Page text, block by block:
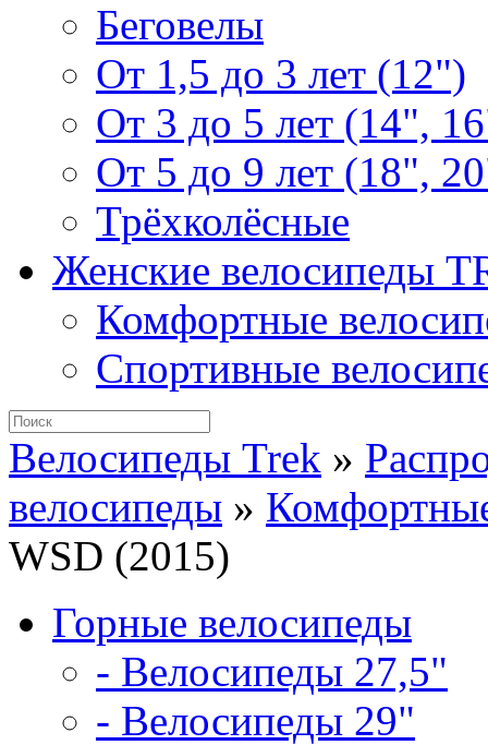
Беговелы
От 1,5 до 3 лет (12")
От 3 до 5 лет (14",
От 5 до 9 лет (18",
Трёхколёсные
Женские велосипеды
Комфортные
Спортивные
Велосипеды Trek »
велосипеды »
WSD (2015)
Горные велосипеды
- Велосипеды 27,5"
- Велосипеды 29"